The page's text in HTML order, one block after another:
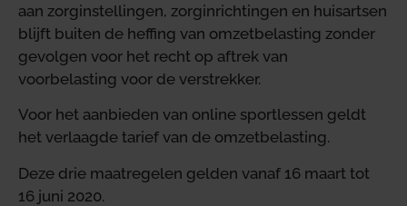
aan zorginstellingen, zorginrichtingen en huisartsen
blijft buiten de heffing van omzetbelasting zonder
gevolgen voor het recht op aftrek van
voorbelasting voor de verstrekker.
Voor het aanbieden van online sportlessen geldt
het verlaagde tarief van de omzetbelasting.
Deze drie maatregelen gelden vanaf 16 maart tot
16 juni 2020.